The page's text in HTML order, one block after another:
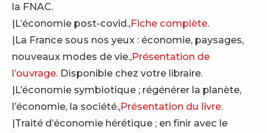
la FNAC.
|L’économie post-covid.,Fiche complète.
|La France sous nos yeux : économie, paysages,
nouveaux modes de vie.,Présentation de
l’ouvrage. Disponible chez votre libraire.
|L’économie symbiotique ; régénérer la planète,
l’économie, la société.,Présentation du livre.
|Traité d’économie hérétique ; en finir avec le